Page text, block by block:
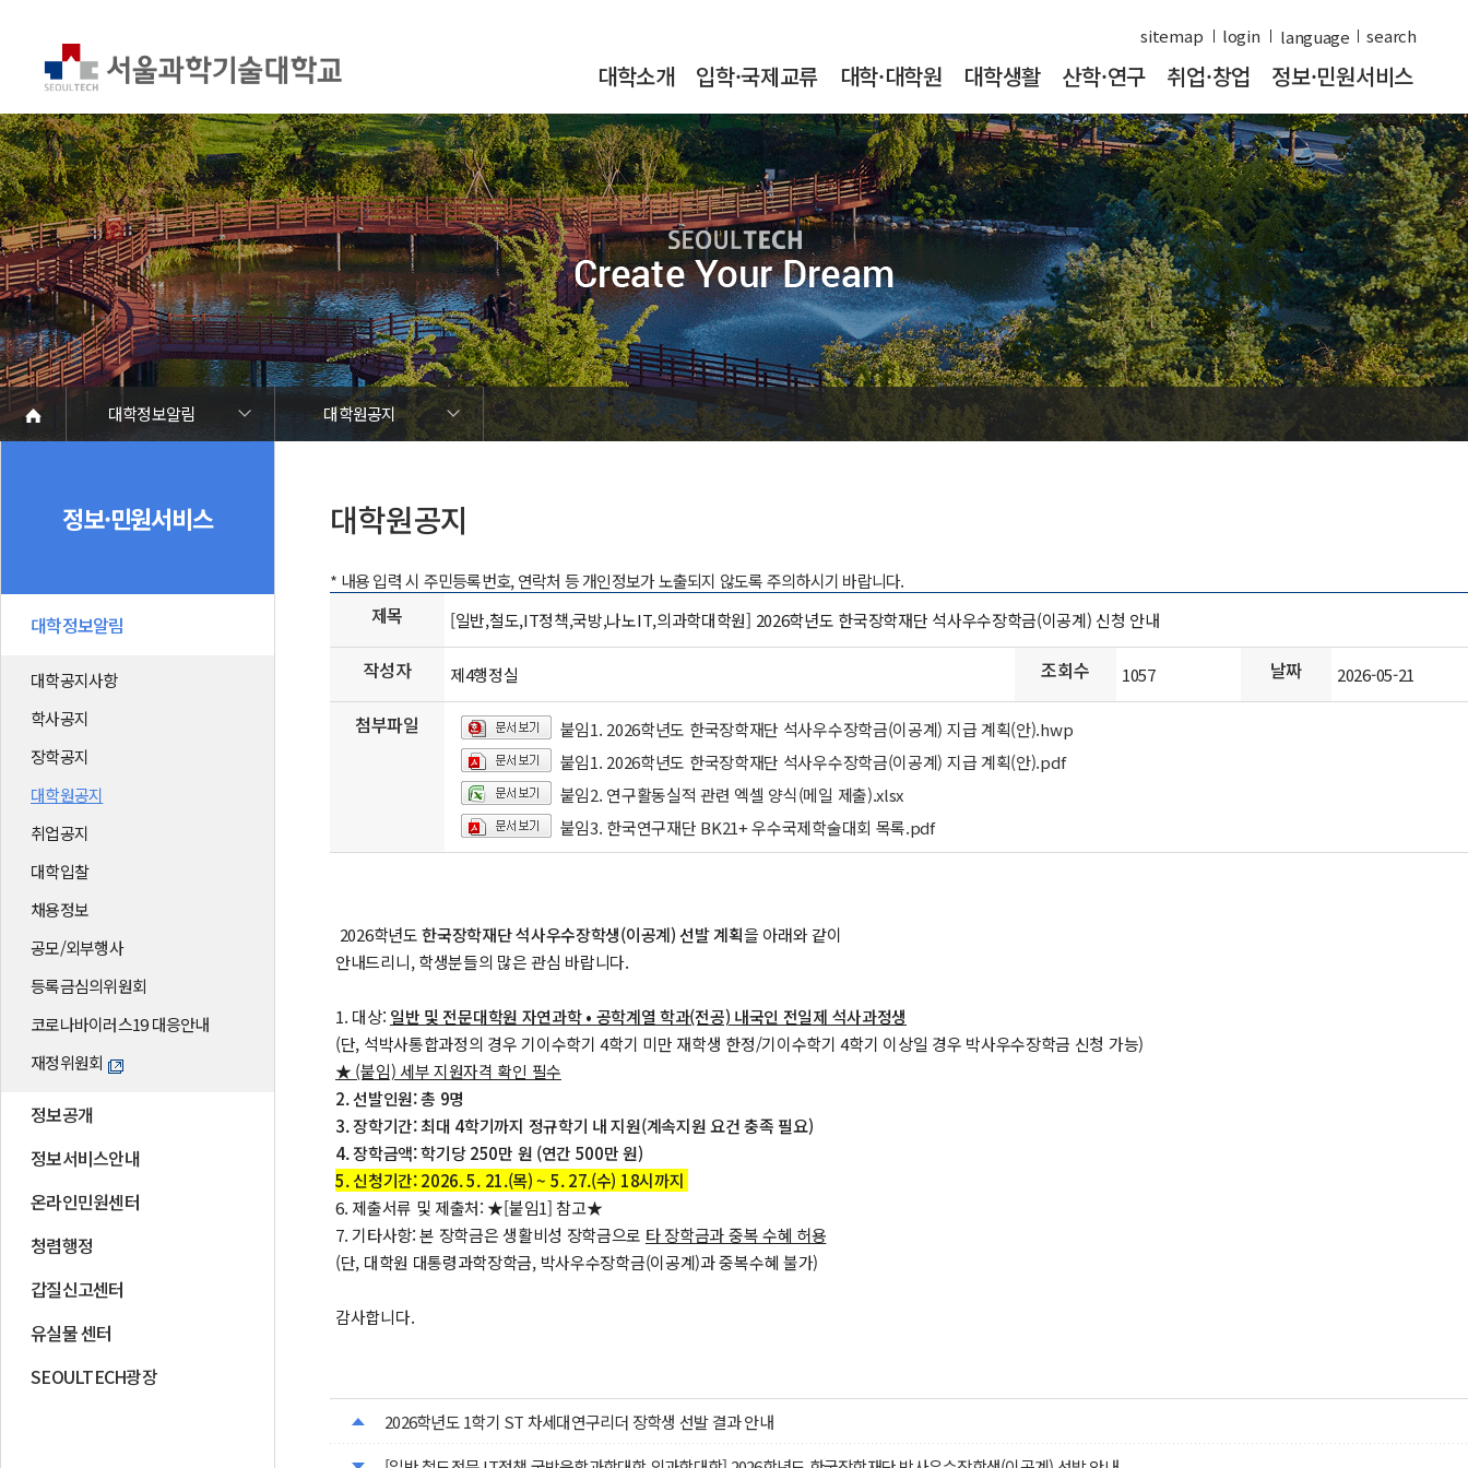
sitemap login search
대학소개 입학·국제교류 대학·대학원 대학생활 산학·연구 취업·창업 정보·민원서비스
대학정보알림
대학정보알림
정보공개
정보서비스안내
온라인민원센터
청렴행정
갑질신고센터
유실물 센터
SEOULTECH광장
대학원공지
대학공지사항
학사공지
장학공지
대학원공지
취업공지
대학입찰
채용정보
공모/외부행사
등록금심의위원회
코로나바이러스19 대응안내
재정위원회
정보·민원서비스
대학정보알림
대학공지사항
학사공지
장학공지
대학원공지
취업공지
대학입찰
채용정보
공모/외부행사
등록금심의위원회
코로나바이러스19 대응안내
재정위원회
정보공개
정보서비스안내
온라인민원센터
청렴행정
갑질신고센터
유실물 센터
SEOULTECH광장
대학원공지
* 내용 입력 시 주민등록번호, 연락처 등 개인정보가 노출되지 않도록 주의하시기 바랍니다.
제목 [일반,철도,IT정책,국방,나노IT,의과학대학원] 2026학년도 한국장학재단 석사우수장학금(이공계) 신청 안내
작성자 제4행정실 조회수 1057 날짜 2026-05-21
첨부파일
붙임1. 2026학년도 한국장학재단 석사우수장학금(이공계) 지급 계획(안).hwp
붙임1. 2026학년도 한국장학재단 석사우수장학금(이공계) 지급 계획(안).pdf
붙임2. 연구활동실적 관련 엑셀 양식(메일 제출).xlsx
붙임3. 한국연구재단 BK21+ 우수국제학술대회 목록.pdf
2026학년도한국장학재단 석사우수장학생(이공계) 선발 계획을 아래와 같이
안내드리니, 학생분들의 많은 관심 바랍니다.
1. 대상: 일반 및 전문대학원 자연과학 • 공학계열 학과(전공) 내국인 전일제 석사과정생
(단, 석박사통합과정의 경우 기이수학기 4학기 미만 재학생 한정/기이수학기 4학기 이상일 경우 박사우수장학금 신청 가능)
★ (붙임) 세부 지원자격 확인 필수
2. 선발인원: 총 9명
3. 장학기간: 최대 4학기까지 정규학기 내 지원(계속지원 요건 충족 필요)
4. 장학금액: 학기당 250만 원 (연간 500만 원)
5. 신청기간: 2026. 5. 21.(목) ~ 5. 27.(수) 18시까지
6. 제출서류 및 제출처: ★[붙임1] 참고★
7. 기타사항: 본 장학금은 생활비성 장학금으로 타 장학금과 중복 수혜 허용
(단, 대학원 대통령과학장학금, 박사우수장학금(이공계)과 중복수혜 불가)
감사합니다.
2026학년도 1학기 ST 차세대연구리더 장학생 선발 결과 안내